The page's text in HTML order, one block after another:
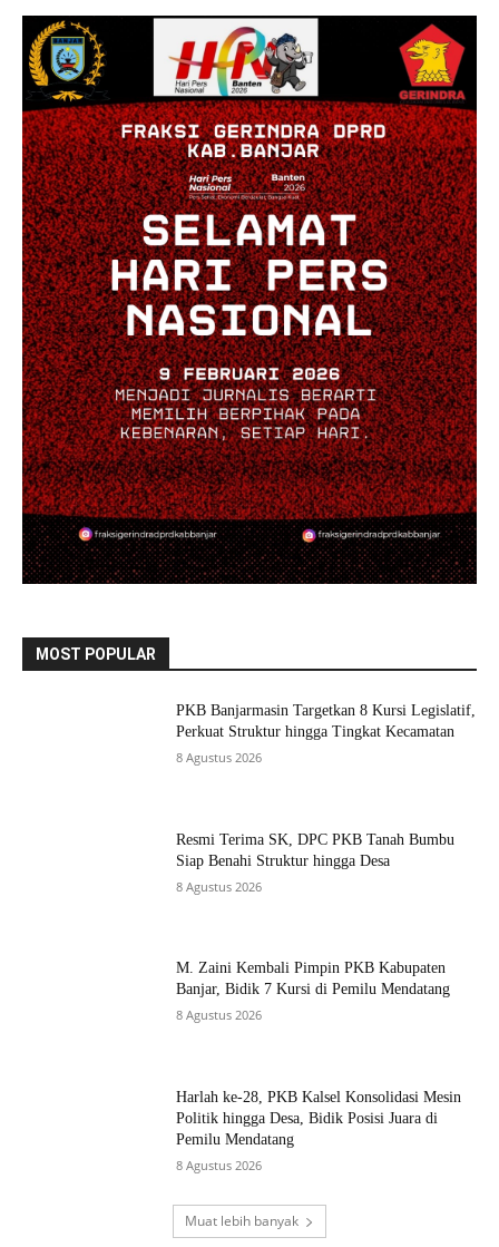
MOST POPULAR
PKB Banjarmasin Targetkan 8 Kursi Legislatif,
Perkuat Struktur hingga Tingkat Kecamatan
8 Agustus 2026
Resmi Terima SK, DPC PKB Tanah Bumbu
Siap Benahi Struktur hingga Desa
8 Agustus 2026
M. Zaini Kembali Pimpin PKB Kabupaten
Banjar, Bidik 7 Kursi di Pemilu Mendatang
8 Agustus 2026
Harlah ke-28, PKB Kalsel Konsolidasi Mesin
Politik hingga Desa, Bidik Posisi Juara di
Pemilu Mendatang
8 Agustus 2026
Muat lebih banyak